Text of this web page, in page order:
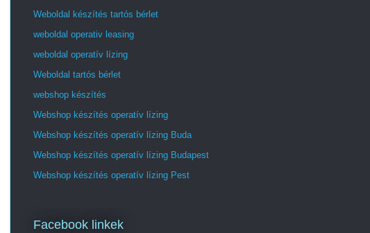
Weboldal készítés tartós bérlet
weboldal operativ leasing
weboldal operatív lízing
Weboldal tartós bérlet
webshop készítés
Webshop készítés operatív lízing
Webshop készítés operatív lízing Buda
Webshop készítés operatív lízing Budapest
Webshop készítés operatív lízing Pest
Facebook linkek